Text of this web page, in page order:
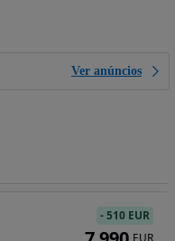
Ver anúncios
-510 EUR
EUR